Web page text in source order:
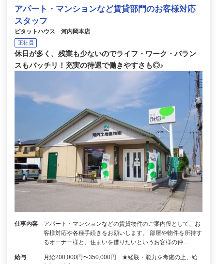
アパート・マンションなど賃貸部門のお客様対応
スタッフ
ピタットハウス 河内岡本店
正社員
休日が多く、残業も少ないのでライフ・ワーク・バラン
スもバッチリ！充実の待遇で働きやすさも◎♪
仕事内容
アパート・マンションなどの賃貸物件のご案内役として、お
客様対応や各種手続きをお願いします。 部屋や物件を所持す
るオーナー様と、住まいを借りたいというお客様の仲…
給与
月給200,000円〜350,000円 ★経験・能力を考慮の上、給